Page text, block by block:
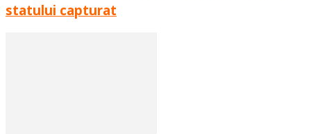
statului capturat